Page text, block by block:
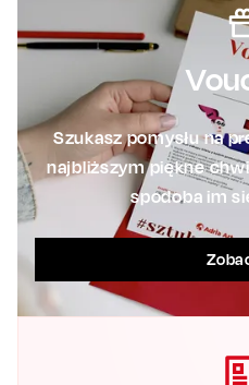
Szukasz pomysłu na
najbliższym piękne
spodoba im